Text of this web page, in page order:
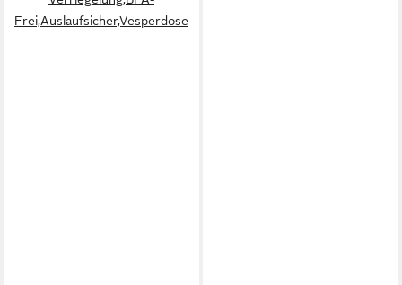
Frei,Auslaufsicher,Vesperdose